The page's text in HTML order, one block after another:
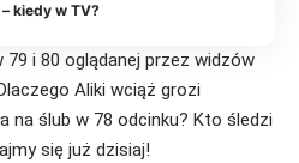
kiedy w TV?
i 80 oglądanej przez widzów
Aliki wciąż grozi
na ślub w 78 odcinku? Kto śledzi
się już dzisiaj!